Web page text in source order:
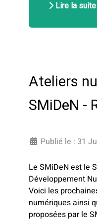
Lire la
Ateliers
SMiDeN -
Publié le : 31
Le SMiDeN est le
Développement
Voici les
numériques ainsi
proposées par le